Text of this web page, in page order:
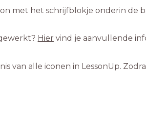
met het schrijfblokje onderin de
Hier vind je aanvullende
van alle iconen in LessonUp.